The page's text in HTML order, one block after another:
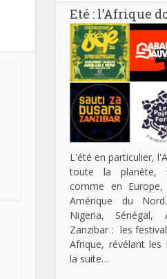
Eté : l’Afrique
L'été en particulier,
toute la planète,
comme en
Amérique du
Nigeria, Sénégal,
Zanzibar : les
Afrique, révélant les
la suite…